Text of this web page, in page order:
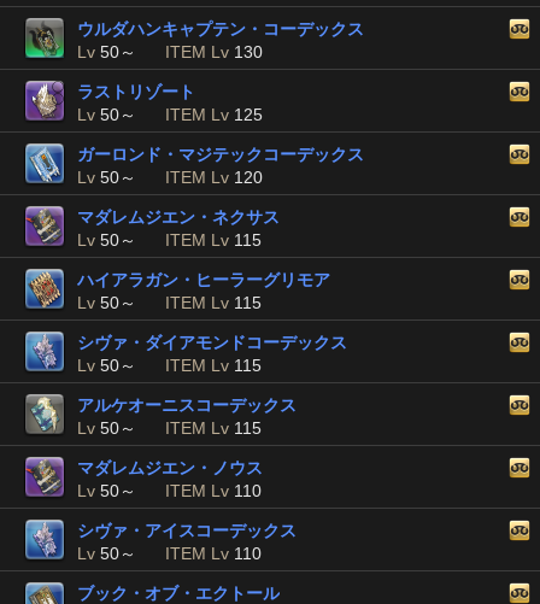
ウルダハンキャプテン・コーデックス
Lv 50～ ITEM Lv 130
ラストリゾート
Lv 50～ ITEM Lv 125
ガーロンド・マジテックコーデックス
Lv 50～ ITEM Lv 120
マダレムジエン・ネクサス
Lv 50～ ITEM Lv 115
ハイアラガン・ヒーラーグリモア
Lv 50～ ITEM Lv 115
シヴァ・ダイアモンドコーデックス
Lv 50～ ITEM Lv 115
アルケオーニスコーデックス
Lv 50～ ITEM Lv 115
マダレムジエン・ノウス
Lv 50～ ITEM Lv 110
シヴァ・アイスコーデックス
Lv 50～ ITEM Lv 110
ブック・オブ・エクトール